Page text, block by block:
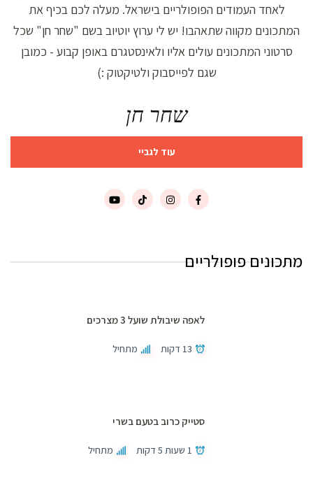
לאחד העמודים הפופולריים בישראל. מעלה לכם בכיף את
המתכונים מקווה שתאהבו! יש לי ערוץ יוטיוב בשם "שחר חן" שכל
סרטוני המתכונים עולים אליו ולאינסטגרם באופן קבוע - כמובן
שגם לפייסבוק ולטיקטוק :)
שחר חן
עוד לגביי
מתכונים פופולריים
לאפה שיבולת שועל 3 מצרכים
13 דקות מתחיל
סטייק כרוב בטעם בשרי
1 שעות 5 דקות מתחיל